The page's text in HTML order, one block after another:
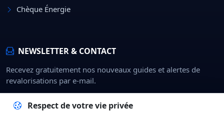
Chèque Énergie
NEWSLETTER & CONTACT
Recevez gratuitement nos nouveaux guides et alertes de
revalorisations par e-mail.
Respect de votre vie privée